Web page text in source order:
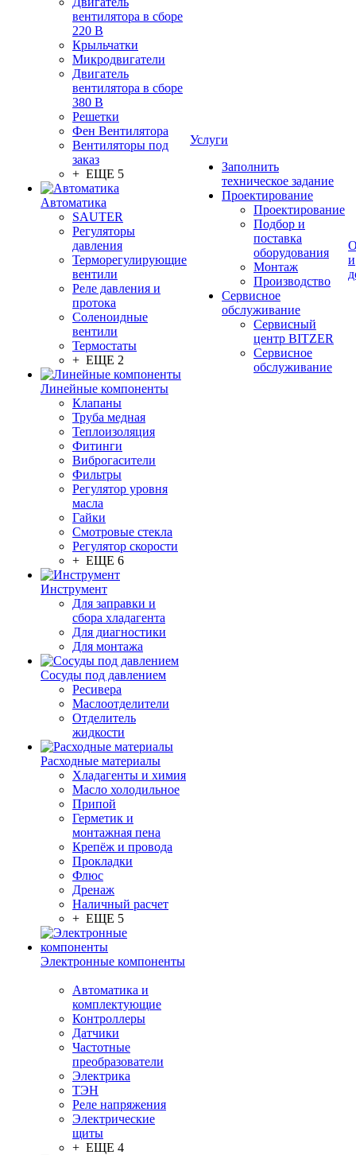
вентилятора в сборе
220 В
Крыльчатки
Микродвигатели
Двигатель
вентилятора в сборе
380 В
Решетки
Фен Вентилятора
Вентиляторы под
заказ
+ ЕЩЕ 5
Автоматика
SAUTER
Регуляторы
давления
Терморегулирующие
вентили
Реле давления и
протока
Соленоидные
вентили
Термостаты
+ ЕЩЕ 2
Линейные компоненты
Клапаны
Труба медная
Теплоизоляция
Фитинги
Виброгасители
Фильтры
Регулятор уровня
масла
Гайки
Смотровые стекла
Регулятор скорости
+ ЕЩЕ 6
Инструмент
Для заправки и
сбора хладагента
Для диагностики
Для монтажа
Сосуды под давлением
Ресивера
Маслоотделители
Отделитель
жидкости
Расходные материалы
Хладагенты и химия
Масло холодильное
Припой
Герметик и
монтажная пена
Крепёж и провода
Прокладки
Флюс
Дренаж
Наличный расчет
+ ЕЩЕ 5
Электронные компоненты
Автоматика и
комплектующие
Контроллеры
Датчики
Частотные
преобразователи
Электрика
ТЭН
Реле напряжения
Электрические
щиты
+ ЕЩЕ 4
Услуги
Заполнить
техническое задание
Проектирование
Проектирование
Подбор и
поставка
оборудования
Монтаж
Производство
Сервисное
обслуживание
Сервисный
центр BITZER
Сервисное
обслуживание
и